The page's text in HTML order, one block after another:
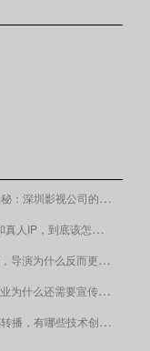
重磅行业揭秘：深圳影视公司的收费逻辑！
AIGC短片和真人IP，到底该怎么选？
AI视频时代，导演为什么反而更重要？
AI时代，企业为什么还需要宣传片？
​本次世界杯转播，有哪些技术创新值得关注？